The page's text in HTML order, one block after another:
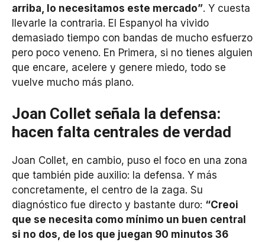
arriba, lo necesitamos este mercado”. Y cuesta
llevarle la contraria. El Espanyol ha vivido
demasiado tiempo con bandas de mucho esfuerzo
pero poco veneno. En Primera, si no tienes alguien
que encare, acelere y genere miedo, todo se
vuelve mucho más plano.
Joan Collet señala la defensa:
hacen falta centrales de verdad
Joan Collet, en cambio, puso el foco en una zona
que también pide auxilio: la defensa. Y más
concretamente, el centro de la zaga. Su
diagnóstico fue directo y bastante duro: “Creoi
que se necesita como mínimo un buen central
si no dos, de los que juegan 90 minutos 36